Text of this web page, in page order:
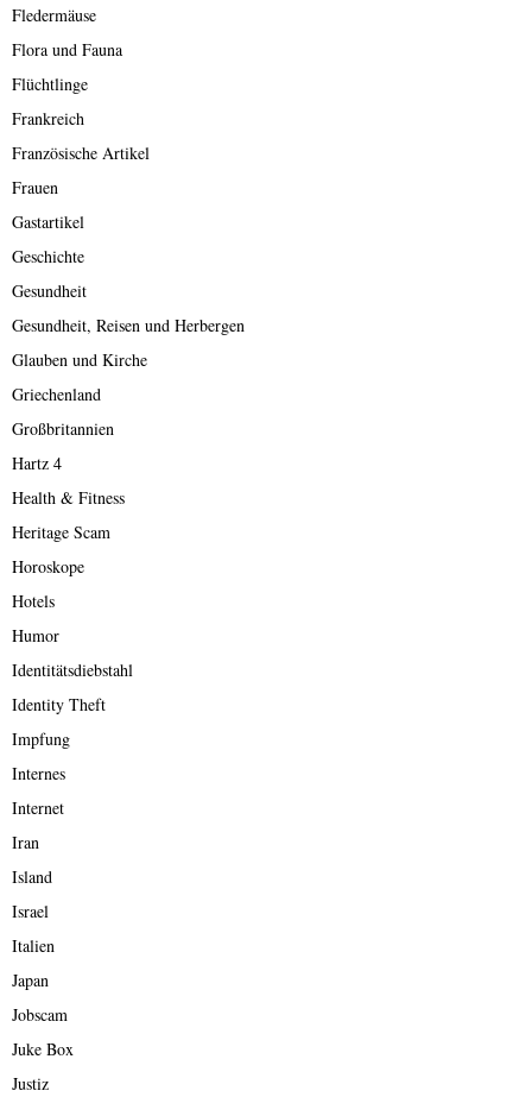
Fledermäuse
Flora und Fauna
Flüchtlinge
Frankreich
Französische Artikel
Frauen
Gastartikel
Geschichte
Gesundheit
Gesundheit, Reisen und Herbergen
Glauben und Kirche
Griechenland
Großbritannien
Hartz 4
Health & Fitness
Heritage Scam
Horoskope
Hotels
Humor
Identitätsdiebstahl
Identity Theft
Impfung
Internes
Internet
Iran
Island
Israel
Italien
Japan
Jobscam
Juke Box
Justiz